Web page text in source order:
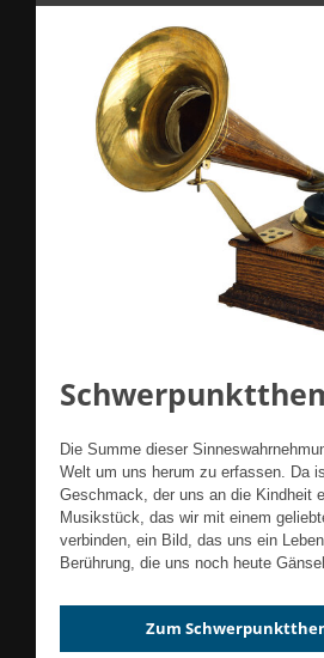
Die Summe dieser
Welt um uns herum zu erfassen. Da
Geschmack, der uns an die Kindheit
Musikstück, das wir mit einem
verbinden, ein Bild, das uns ein
Berührung, die uns noch heute
Zum